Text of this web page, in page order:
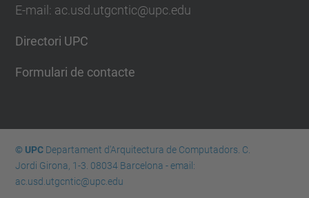
E-mail: ac.usd.utgcntic@upc.edu
Directori UPC
Formulari de contacte
© UPCDepartament d'Arquitectura de Computadors. C.
Jordi Girona, 1-3. 08034 Barcelona - email:
ac.usd.utgcntic@upc.edu